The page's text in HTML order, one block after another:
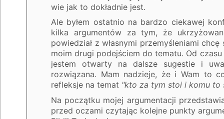
wie jak to dokładnie jest.
Ale byłem ostatnio na bardzo ciekawej
kilka argumentów za tym, że
powiedział z własnymi przemyśleniami
moim drugi podejściem do tematu. Od
jestem otwarty na dalsze sugestie i
rozwiązana. Mam nadzieje, że i Wam to
refleksje na temat "kto za tym stoi i komu to
Na początku mojej argumentacji
przed oczami czytając kolejne punkty